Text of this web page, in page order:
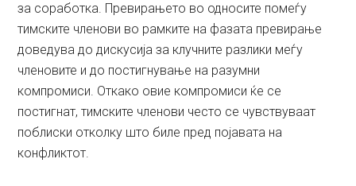
за соработка. Превирањето во односите помеѓу
тимските членови во рамките на фазата превирање
доведува до дискусија за клучните разлики меѓу
членовите и до постигнување на разумни
компромиси. Откако овие компромиси ќе се
постигнат, тимските членови често се чувствуваат
поблиски отколку што биле пред појавата на
конфликтот.